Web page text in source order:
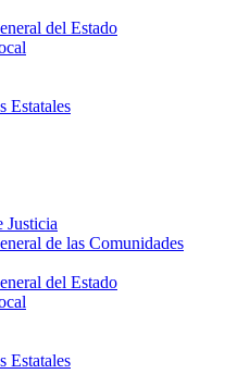
del Estado
Estatales
Justicia
de las Comunidades
del Estado
Estatales